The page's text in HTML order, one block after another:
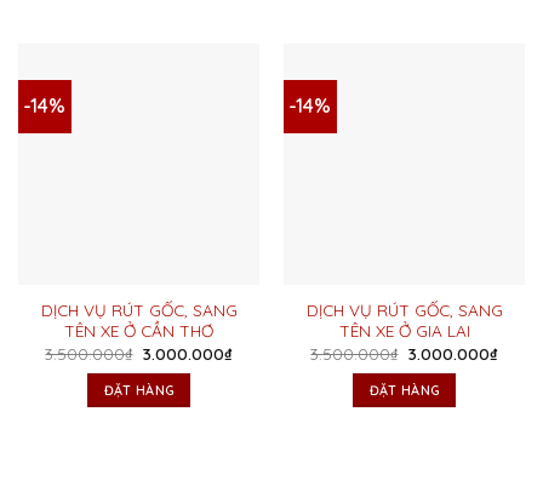
-14%
DỊCH VỤ RÚT GỐC, SANG
TÊN XE Ở CẦN THƠ
3.500.000₫ Giá
là:
3.500.000₫.
3.000.000₫Giá
ĐẶT HÀNG
-14%
DỊCH VỤ RÚT GỐC, SANG
TÊN XE Ở GIA LAI
3.500.000₫ Giá
là:
3.500.000₫.
3.000.000₫Giá
ĐẶT HÀNG